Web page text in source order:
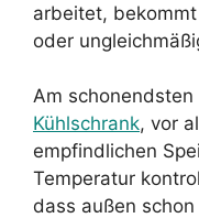
arbeitet,
oder
Am
Kühlschrank, vor
empfindlichen
Temperatur
dass außen